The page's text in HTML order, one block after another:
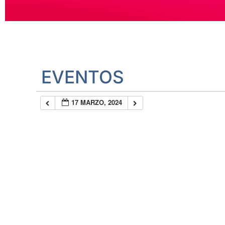
EVENTOS
17 MARZO, 2024